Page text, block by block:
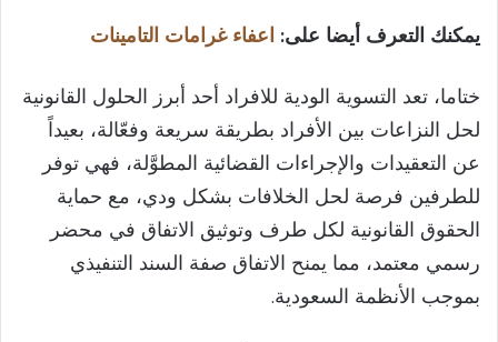
يمكنك التعرف أيضا على: اعفاء غرامات التامينات​
ختاما، تعد التسوية الودية للافراد أحد أبرز الحلول القانونية
لحل النزاعات بين الأفراد بطريقة سريعة وفعّالة، بعيداً
عن التعقيدات والإجراءات القضائية المطوَّلة، فهي توفر
للطرفين فرصة لحل الخلافات بشكل ودي، مع حماية
الحقوق القانونية لكل طرف وتوثيق الاتفاق في محضر
رسمي معتمد، مما يمنح الاتفاق صفة السند التنفيذي
بموجب الأنظمة السعودية.